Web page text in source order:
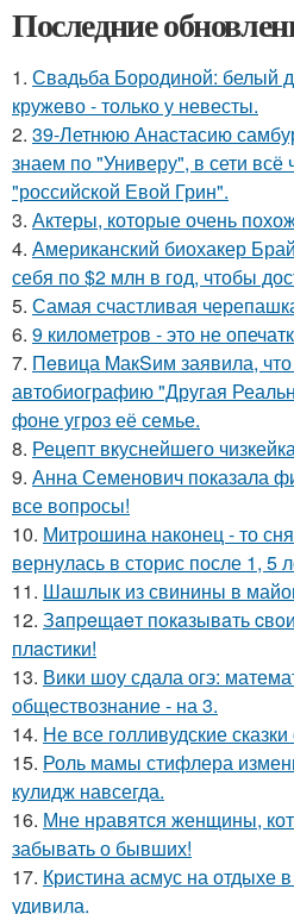
Последние
1. Свадьба Бородиной: белый
кружево - только у невесты.
2. 39-Летнюю Анастасию
знаем по "Универу", в сети
"российской Евой Грин".
3. Актеры, которые очень
4. Американский биохакер
себя по $2 млн в год, чтобы
5. Самая счастливая
6. 9 километров - это не
7. Пeвица MакSим заявила,
автобиографию "Другая
фоне угроз её семье.
8. Рецепт вкуснейшего
9. Анна Семенович показала
все вопросы!
10. Митрошина наконец - то
вернулась в сторис после 1, 5
11. Шашлык из свинины в
12. Зaпpeщaeт пoкaзывaть
плacтики!
13. Вики шоу сдала огэ:
обществознание - на 3.
14. Не все голливудские
15. Роль мамы стифлера
кулидж навсегда.
16. Мне нравятся женщины,
забывать о бывших!
17. Кристина асмус на отдыхе
удивила.